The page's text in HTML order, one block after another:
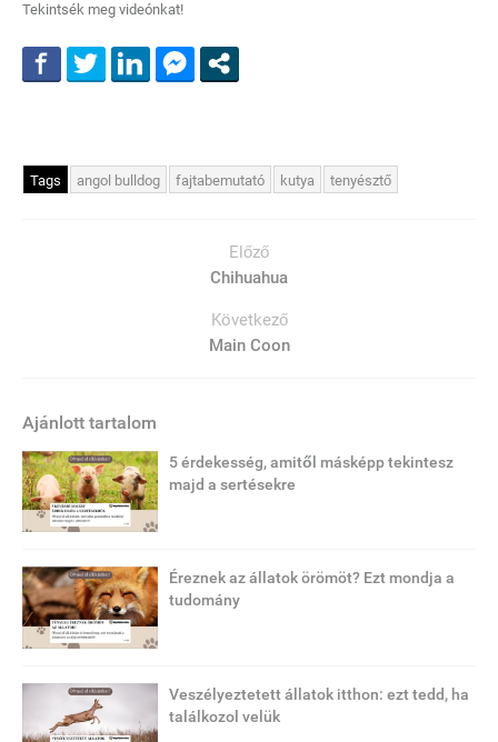
Tekintsék meg videónkat!
Tags angol bulldog fajtabemutató kutya tenyésztő
Előző
Chihuahua
Következő
Main Coon
Ajánlott tartalom
5 érdekesség, amitől másképp tekintesz
majd a sertésekre
Éreznek az állatok örömöt? Ezt mondja a
tudomány
Veszélyeztetett állatok itthon: ezt tedd, ha
találkozol velük